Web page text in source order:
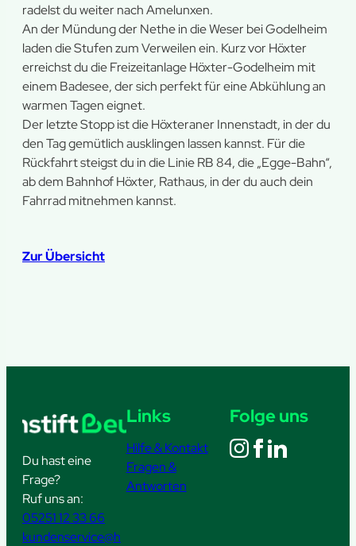
radelst du weiter nach Amelunxen.
An der Mündung der Nethe in die Weser bei Godelheim
laden die Stufen zum Verweilen ein. Kurz vor Höxter
erreichst du die Freizeitanlage Höxter-Godelheim mit
einem Badesee, der sich perfekt für eine Abkühlung an
warmen Tagen eignet.
Der letzte Stopp ist die Höxteraner Innenstadt, in der du
den Tag gemütlich ausklingen lassen kannst. Für die
Rückfahrt steigst du in die Linie RB 84, die „Egge-Bahn“,
ab dem Bahnhof Höxter, Rathaus, in der du auch dein
Fahrrad mitnehmen kannst.
Zur Übersicht
Du hast eine
Frage?
Ruf uns an:
05251 12 33 66
kundenservice@h
Links
Hilfe & Kontakt
Fragen &
Antworten
Folge uns